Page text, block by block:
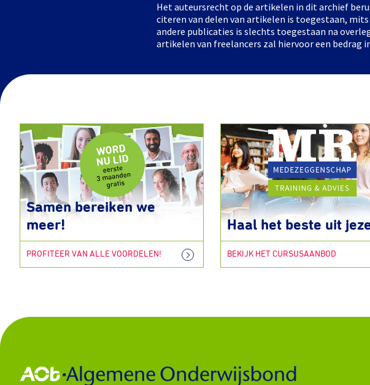
Het auteursrecht op de artikelen in dit archief
citeren van delen van artikelen is toegestaan,
andere publicaties is slechts toegestaan na
artikelen van freelancers zal hiervoor een bedrag
Samen bereiken we
meer!
PROFITEER VAN ALLE VOORDELEN!
Haal het beste uit
BEKIJK HET CURSUSAANBOD